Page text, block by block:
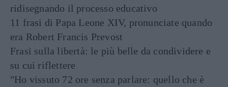
ridisegnando il processo educativo
11 frasi di Papa Leone XIV, pronunciate quando
era Robert Francis Prevost
Frasi sulla libertà: le più belle da condividere e
su cui riflettere
"Ho vissuto 72 ore senza parlare: quello che è